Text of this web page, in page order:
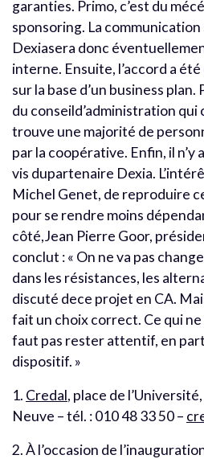
garanties. Primo, c’est du
sponsoring. La
Dexiasera donc
interne. Ensuite, l’accord a
sur la base d’un business plan.
du conseild’administration qui
trouve une majorité de
par la coopérative. Enfin, il n’y
vis dupartenaire Dexia.
Michel Genet, de reproduire
pour se rendre moins
côté,Jean Pierre Goor,
conclut : « On ne va pas
dans les résistances, les
discuté dece projet en CA.
fait un choix correct. Ce qui ne
faut pas rester attentif, en
dispositif. »
1. Credal, place de
Neuve – tél. : 010 48 33 50 –
2. À l’occasion de